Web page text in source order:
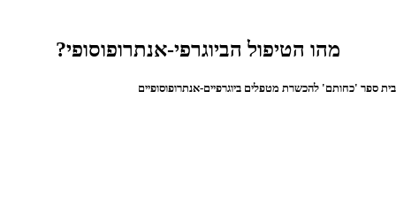
מהו הטיפול הביוגרפי-אנתרופוסופי?
ספר 'כחותם' להכשרת מטפלים ביוגרפיים-אנתרופוסופיים